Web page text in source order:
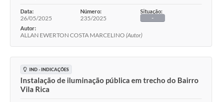
Data:
26/05/2025
Número:
235/2025
Situação:
-
Autor:
ALLAN EWERTON COSTA MARCELINO (Autor)
IND - INDICAÇÕES
Instalação de iluminação pública em trecho do Bairro
Vila Rica